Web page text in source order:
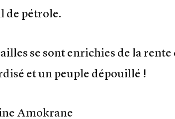
de pétrole.
se sont enrichies de la
et un peuple dépouillé !
Amokrane